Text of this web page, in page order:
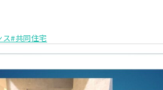
ス#共同住宅